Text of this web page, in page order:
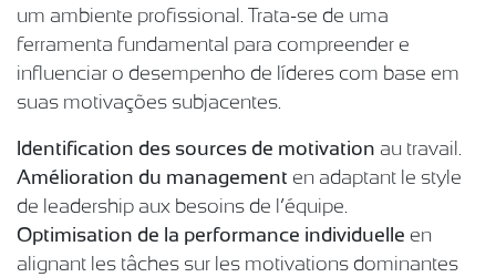
um ambiente profissional. Trata-se de uma
ferramenta fundamental para compreender e
influenciar o desempenho de líderes com base em
suas motivações subjacentes.
Identification des sources de motivation au travail.
Amélioration du management en adaptant le style
de leadership aux besoins de l’équipe.
Optimisation de la performance individuelle en
alignant les tâches sur les motivations dominantes